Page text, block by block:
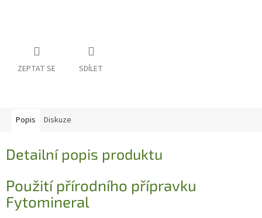
ZEPTAT SE SDÍLET
Popis Diskuze
Detailní popis produktu
Použití přírodního přípravku
Fytomineral